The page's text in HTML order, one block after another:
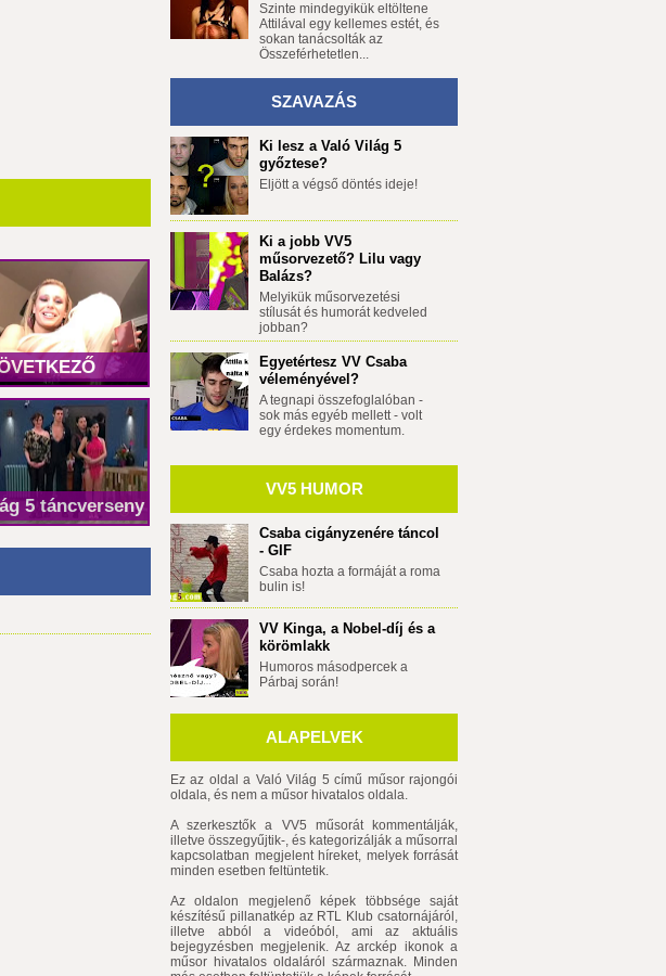
5 táncverseny - A döntő
Szinte mindegyikük eltöltene
Attilával egy kellemes estét, és
sokan tanácsolták az
Összeférhetetlen...
SZAVAZÁS
Ki lesz a Való Világ 5
győztese?
Eljött a végső döntés ideje!
Ki a jobb VV5
műsorvezető? Lilu vagy
Balázs?
Melyikük műsorvezetési
stílusát és humorát kedveled
jobban?
Egyetértesz VV Csaba
véleményével?
A tegnapi összefoglalóban -
sok más egyéb mellett - volt
egy érdekes momentum.
VV5 HUMOR
Csaba cigányzenére táncol
- GIF
Csaba hozta a formáját a roma
bulin is!
VV Kinga, a Nobel-díj és a
körömlakk
Humoros másodpercek a
Párbaj során!
ALAPELVEK
Ez az oldal a Való Világ 5 című műsor rajongói
oldala, és nem a műsor hivatalos oldala.
A szerkesztők a VV5 műsorát kommentálják,
illetve összegyűjtik-, és kategorizálják a műsorral
kapcsolatban megjelent híreket, melyek forrását
minden esetben feltüntetik.
Az oldalon megjelenő képek többsége saját
készítésű pillanatkép az RTL Klub csatornájáról,
illetve abból a videóból, ami az aktuális
bejegyzésben megjelenik. Az arckép ikonok a
műsor hivatalos oldaláról származnak. Minden